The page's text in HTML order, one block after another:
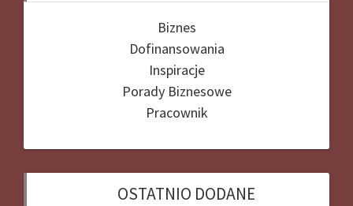
Biznes
Dofinansowania
Inspiracje
Porady Biznesowe
Pracownik
OSTATNIO DODANE